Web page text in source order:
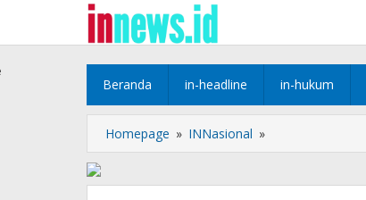
konten
Beranda in-headline in-hukum
Homepage » INNasional »
Kuliah
Percepatan